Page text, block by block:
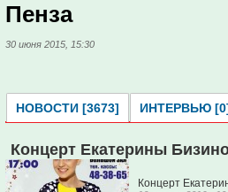
Пенза
30 июня 2015, 15:30
НОВОСТИ [3673] ИНТЕРВЬЮ
Концерт Екатерины
Концерт